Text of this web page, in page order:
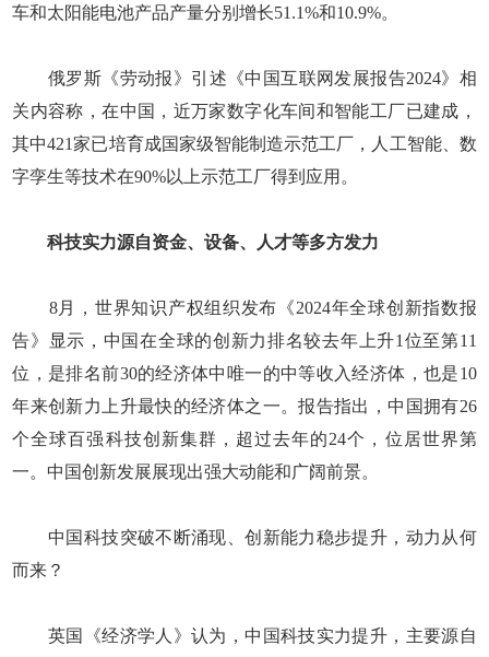
车和太阳能电池产品产量分别增长51.1%和10.9%。
俄罗斯《劳动报》引述《中国互联网发展报告2024》相
关内容称，在中国，近万家数字化车间和智能工厂已建成，
其中421家已培育成国家级智能制造示范工厂，人工智能、数
字孪生等技术在90%以上示范工厂得到应用。
科技实力源自资金、设备、人才等多方发力
8月，世界知识产权组织发布《2024年全球创新指数报
告》显示，中国在全球的创新力排名较去年上升1位至第11
位，是排名前30的经济体中唯一的中等收入经济体，也是10
年来创新力上升最快的经济体之一。报告指出，中国拥有26
个全球百强科技创新集群，超过去年的24个，位居世界第
一。中国创新发展展现出强大动能和广阔前景。
中国科技突破不断涌现、创新能力稳步提升，动力从何
而来？
英国《经济学人》认为，中国科技实力提升，主要源自